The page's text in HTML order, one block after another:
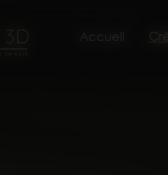
Accueil